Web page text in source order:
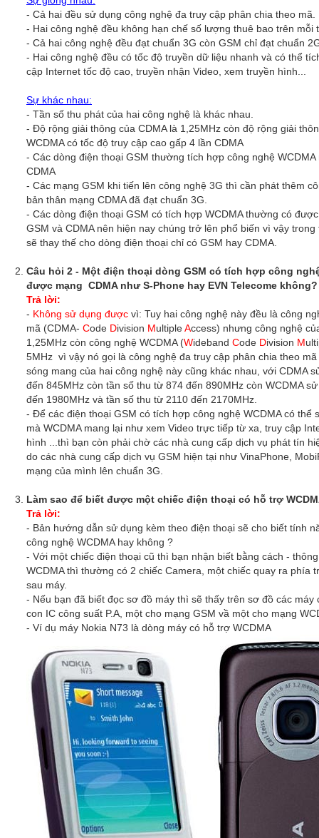
- Cả hai đều sử dụng công nghệ đa truy cập phân chia theo mã.
- Hai công nghệ đều không hạn chế số lượng thuê bao trên mỗi
- Cả hai công nghệ đều đạt chuẩn 3G còn GSM chỉ đạt chuẩn
- Hai công nghệ đều có tốc độ truyền dữ liệu nhanh và có thể
cập Internet tốc độ cao, truyền nhận Video, xem truyền hình...
Sự khác nhau:
- Tần số thu phát của hai công nghệ là khác nhau.
- Độ rộng giải thông của CDMA là 1,25MHz còn độ rộng giải
WCDMA có tốc độ truy cập cao gấp 4 lần CDMA
- Các dòng điện thoại GSM thường tích hợp công nghệ
CDMA
- Các mạng GSM khi tiến lên công nghệ 3G thì cần phát thêm
bản thân mạng CDMA đã đạt chuẩn 3G.
- Các dòng điện thoại GSM có tích hợp WCDMA thường có
GSM và CDMA nên hiện nay chúng trở lên phổ biến vì vậy
sẽ thay thế cho dòng điện thoại chỉ có GSM hay CDMA.
Câu hỏi 2 - Một điện thoại dòng GSM có tích hợp công
được mạng CDMA như S-Phone hay EVN Telecome không?
Trả lời:
- Không sử dụng được vì: Tuy hai công nghệ này đều là công
mã (CDMA- Code Division MultipleAccess) nhưng công nghệ
1,25MHz còn công nghệ WCDMA (Wideband Code Division M
5MHz vì vậy nó gọi là công nghệ đa truy cập phân chia theo
sóng mang của hai công nghệ này cũng khác nhau, với CDMA
đến 845MHz còn tần số thu từ 874 đến 890MHz còn WCDMA
đến 1980MHz và tần số thu từ 2110 đến 2170MHz.
- Để các điện thoại GSM có tích hợp công nghệ WCDMA có thể
mà WCDMA mang lại như xem Video trực tiếp từ xa, truy cập
hình ...thì bạn còn phải chờ các nhà cung cấp dịch vụ phát tín
do các nhà cung cấp dịch vụ GSM hiện tại như VinaPhone,
mạng của mình lên chuẩn 3G.
Làm sao để biết được một chiếc điện thoại có hỗ trợ
Trả lời:
- Bản hướng dẫn sử dụng kèm theo điện thoại sẽ cho biết tính
công nghệ WCDMA hay không ?
- Với một chiếc điện thoại cũ thì bạn nhận biết bằng cách -
WCDMA thì thường có 2 chiếc Camera, một chiếc quay ra phía
sau máy.
- Nếu bạn đã biết đọc sơ đồ máy thì sẽ thấy trên sơ đồ các máy
con IC công suất P.A, một cho mạng GSM vầ một cho mạng
- Ví dụ máy Nokia N73 là dòng máy có hỗ trợ WCDMA